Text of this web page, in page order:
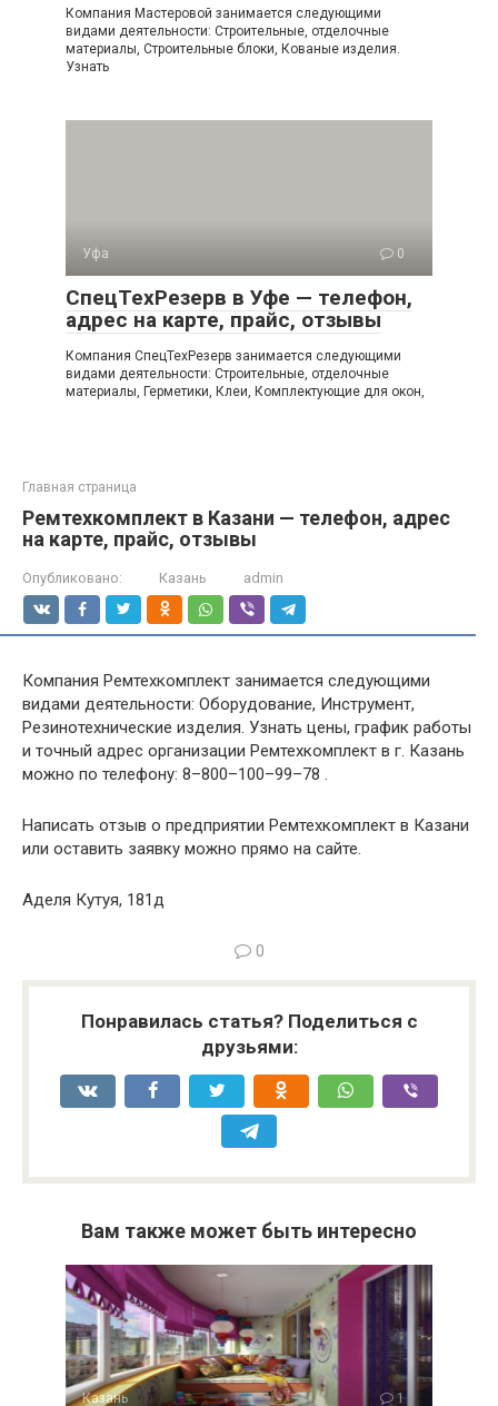
Компания Мастеровой занимается следующими
видами деятельности: Строительные, отделочные
материалы, Строительные блоки, Кованые изделия.
Узнать
Уфа 0
СпецТехРезерв в Уфе — телефон,
адрес на карте, прайс, отзывы
Компания СпецТехРезерв занимается следующими
видами деятельности: Строительные, отделочные
материалы, Герметики, Клеи, Комплектующие для окон,
Главная страница
Ремтехкомплект в Казани — телефон, адрес
на карте, прайс, отзывы
Опубликовано: Казань admin
Компания Ремтехкомплект занимается следующими
видами деятельности: Оборудование, Инструмент,
Резинотехнические изделия. Узнать цены, график работы
и точный адрес организации Ремтехкомплект в г. Казань
можно по телефону: 8–800–100–99–78 .
Написать отзыв о предприятии Ремтехкомплект в Казани
или оставить заявку можно прямо на сайте.
Аделя Кутуя, 181д
0
Понравилась статья? Поделиться с
друзьями:
Вам также может быть интересно
Казань 1